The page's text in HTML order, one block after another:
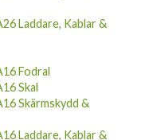
Laddare, Kablar &
Fodral
Skal
Skärmskydd &
Laddare, Kablar &